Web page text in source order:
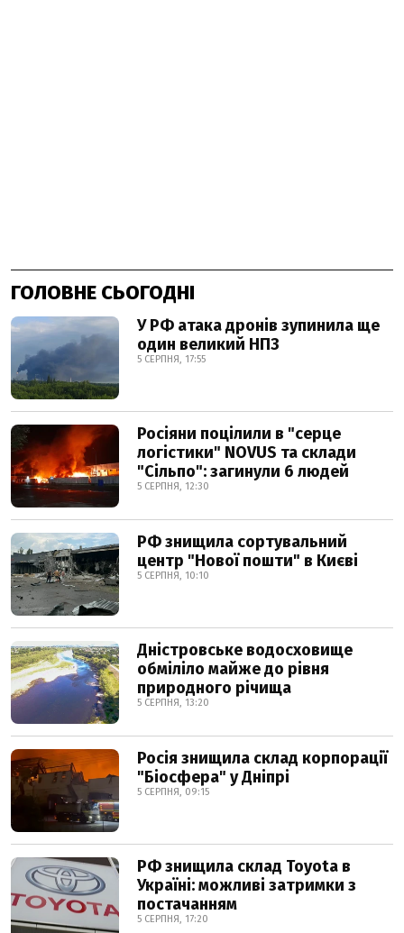
ГОЛОВНЕ СЬОГОДНІ
У РФ атака дронів зупинила ще
один великий НПЗ
5 СЕРПНЯ, 17:55
Росіяни поцілили в "серце
логістики" NOVUS та склади
"Сільпо": загинули 6 людей
5 СЕРПНЯ, 12:30
РФ знищила сортувальний
центр "Нової пошти" в Києві
5 СЕРПНЯ, 10:10
Дністровське водосховище
обміліло майже до рівня
природного річища
5 СЕРПНЯ, 13:20
Росія знищила склад корпорації
"Біосфера" у Дніпрі
5 СЕРПНЯ, 09:15
РФ знищила склад Toyota в
Україні: можливі затримки з
постачанням
5 СЕРПНЯ, 17:20